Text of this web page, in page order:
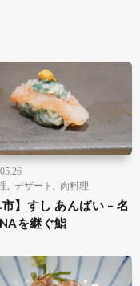
デザート 肉料理
市】すし あんばい – 名
を継ぐ鮨